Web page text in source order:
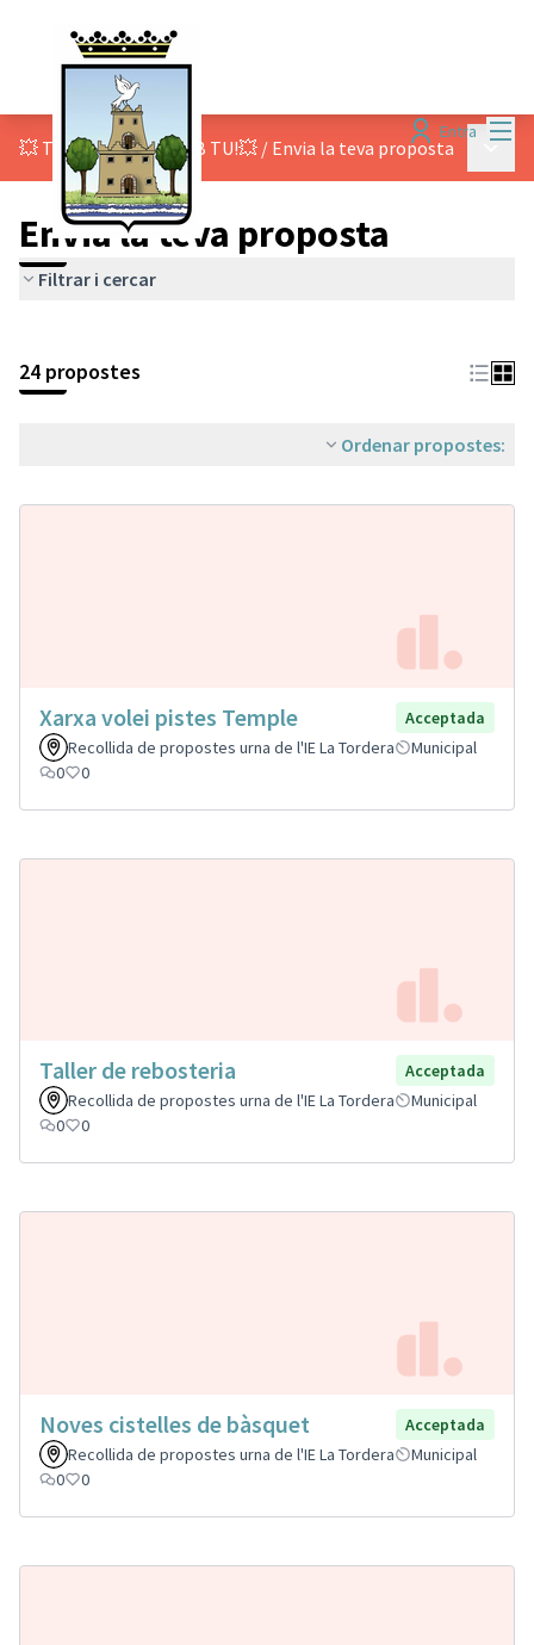
Entra
💥 TOT COMENÇA AMB TU!💥 / Envia la teva proposta
Envia la teva proposta
Filtrar i cercar
24 propostes
Ordenar propostes:
Xarxa volei pistes Temple
Acceptada
Recollida de propostes urna de l'IE La Tordera
Municipal
0
0
Taller de rebosteria
Acceptada
Recollida de propostes urna de l'IE La Tordera
Municipal
0
0
Noves cistelles de bàsquet
Acceptada
Recollida de propostes urna de l'IE La Tordera
Municipal
0
0